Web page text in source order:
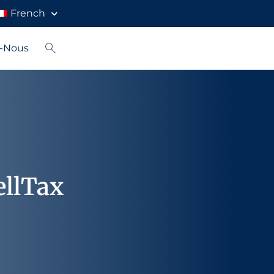
French
Nous